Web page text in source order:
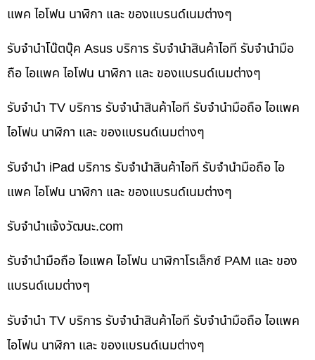
แพค ไอโฟน นาฬิกา และ ของแบรนด์เนมต่างๆ
รับจำนำโน๊ตบุ๊ค Asus บริการ รับจำนำสินค้าไอที รับจำนำมือ
ถือ ไอแพค ไอโฟน นาฬิกา และ ของแบรนด์เนมต่างๆ
รับจำนำ TV บริการ รับจำนำสินค้าไอที รับจำนำมือถือ ไอแพค
ไอโฟน นาฬิกา และ ของแบรนด์เนมต่างๆ
รับจำนำ iPad บริการ รับจำนำสินค้าไอที รับจำนำมือถือ ไอ
แพค ไอโฟน นาฬิกา และ ของแบรนด์เนมต่างๆ
รับจํานําแจ้งวัฒนะ.com
รับจำนำมือถือ ไอแพค ไอโฟน นาฬิกาโรเล็กซ์ PAM และ ของ
แบรนด์เนมต่างๆ
รับจำนำ TV บริการ รับจำนำสินค้าไอที รับจำนำมือถือ ไอแพค
ไอโฟน นาฬิกา และ ของแบรนด์เนมต่างๆ